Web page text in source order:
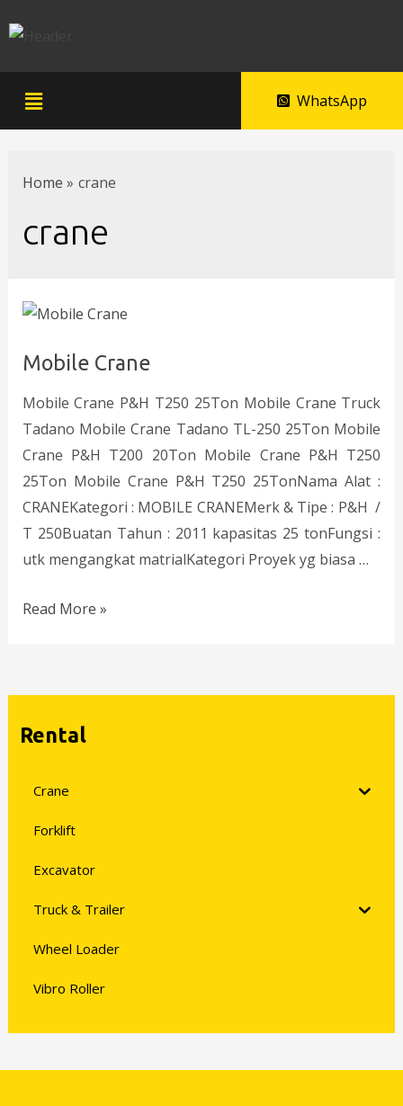
WhatsApp
Home crane
crane
Mobile Crane
Mobile Crane P&H T250 25Ton Mobile Crane Truck
Tadano Mobile Crane Tadano TL-250 25Ton Mobile
Crane P&H T200 20Ton Mobile Crane P&H T250
25Ton Mobile Crane P&H T250 25TonNama Alat :
CRANEKategori : MOBILE CRANEMerk & Tipe : P&H /
T 250Buatan Tahun : 2011 kapasitas 25 tonFungsi :
utk mengangkat matrialKategori Proyek yg biasa …
Read More »
Rental
Crane
Forklift
Excavator
Truck & Trailer
Wheel Loader
Vibro Roller